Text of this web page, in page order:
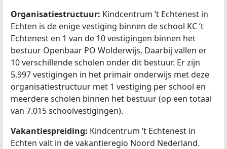
Organisatiestructuur: Kindcentrum ’t Echtenest in
Echten is de enige vestiging binnen de school KC ’t
Echtenest en 1 van de 10 vestigingen binnen het
bestuur Openbaar PO Wolderwijs. Daarbij vallen er
10 verschillende scholen onder dit bestuur. Er zijn
5.997 vestigingen in het primair onderwijs met deze
organisatiestructuur met 1 vestiging per school en
meerdere scholen binnen het bestuur (op een totaal
van 7.015 schoolvestigingen).
Vakantiespreiding: Kindcentrum ’t Echtenest in
Echten valt in de vakantieregio Noord Nederland.